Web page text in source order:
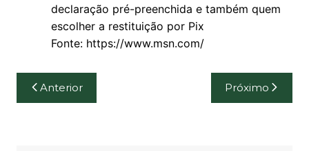
declaração pré-preenchida e também quem
escolher a restituição por Pix
Fonte: https://www.msn.com/
Navegação
de
Anterior Próximo